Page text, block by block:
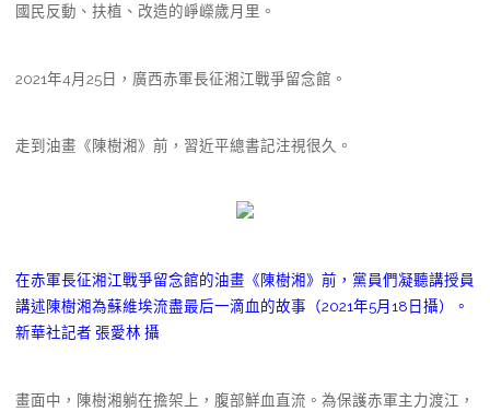
國民反動、扶植、改造的崢嶸歲月里。
2021年4月25日，廣西赤軍長征湘江戰爭留念館。
走到油畫《陳樹湘》前，習近平總書記注視很久。
在赤軍長征湘江戰爭留念館的油畫《陳樹湘》前，黨員們凝聽講授員
講述陳樹湘為蘇維埃流盡最后一滴血的故事（2021年5月18日攝）。
新華社記者 張愛林 攝
畫面中，陳樹湘躺在擔架上，腹部鮮血直流。為保護赤軍主力渡江，